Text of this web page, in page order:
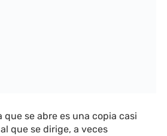
que se abre es una copia casi
que se dirige, a veces